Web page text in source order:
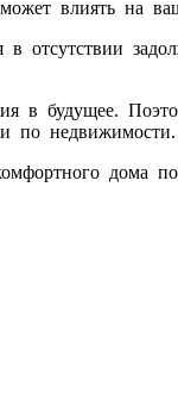
влиять на
отсутствии
в будущее.
по недвижимости.
дома